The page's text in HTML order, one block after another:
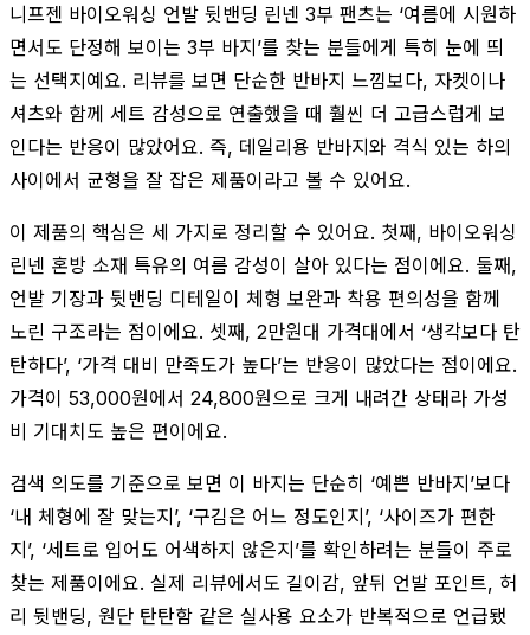
니프젠 바이오워싱 언발 뒷밴딩 린넨 3부 팬츠는 ‘여름에 시원하
면서도 단정해 보이는 3부 바지’를 찾는 분들에게 특히 눈에 띄
는 선택지예요. 리뷰를 보면 단순한 반바지 느낌보다, 자켓이나
셔츠와 함께 세트 감성으로 연출했을 때 훨씬 더 고급스럽게 보
인다는 반응이 많았어요. 즉, 데일리용 반바지와 격식 있는 하의
사이에서 균형을 잘 잡은 제품이라고 볼 수 있어요.
이 제품의 핵심은 세 가지로 정리할 수 있어요. 첫째, 바이오워싱
린넨 혼방 소재 특유의 여름 감성이 살아 있다는 점이에요. 둘째,
언발 기장과 뒷밴딩 디테일이 체형 보완과 착용 편의성을 함께
노린 구조라는 점이에요. 셋째, 2만원대 가격대에서 ‘생각보다 탄
탄하다’, ‘가격 대비 만족도가 높다’는 반응이 많았다는 점이에요.
가격이 53,000원에서 24,800원으로 크게 내려간 상태라 가성
비 기대치도 높은 편이에요.
검색 의도를 기준으로 보면 이 바지는 단순히 ‘예쁜 반바지’보다
‘내 체형에 잘 맞는지’, ‘구김은 어느 정도인지’, ‘사이즈가 편한
지’, ‘세트로 입어도 어색하지 않은지’를 확인하려는 분들이 주로
찾는 제품이에요. 실제 리뷰에서도 길이감, 앞뒤 언발 포인트, 허
리 뒷밴딩, 원단 탄탄함 같은 실사용 요소가 반복적으로 언급됐